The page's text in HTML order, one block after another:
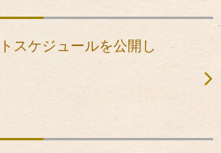
スケジュールを公開し